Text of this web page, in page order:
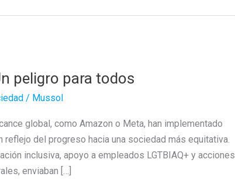
peligro para todos
/ Mussol
global, como Amazon o Meta, han implementado
del progreso hacia una sociedad más equitativa.
inclusiva, apoyo a empleados LGTBIAQ+ y acciones
enviaban […]